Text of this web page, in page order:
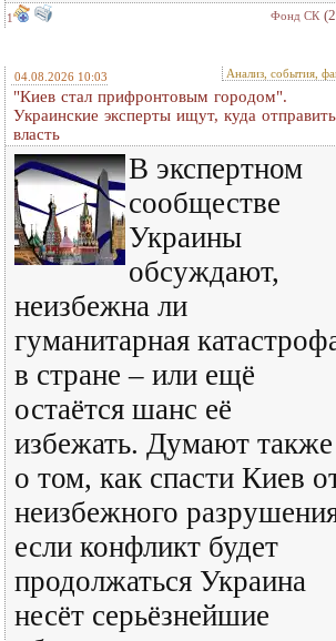
1 Фонд СК
04.08.2026 10:03 Анализ, события,
"Киев стал прифронтовым городом".
Украинские эксперты ищут, куда отправить
власть
В экспертном
сообществе
Украины
обсуждают,
неизбежна ли
гуманитарная
в стране – или ещё
остаётся шанс её
избежать. Думают также
о том, как спасти Киев
неизбежного
если конфликт будет
продолжаться Украина
несёт серьёзнейшие